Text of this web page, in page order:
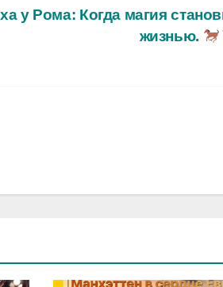
у Рома: Когда магия
жизнью.